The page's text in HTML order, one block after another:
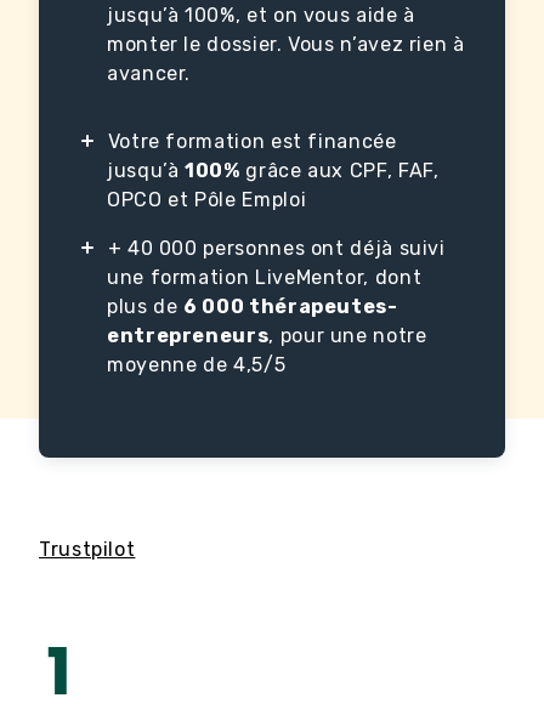
jusqu’à 100%, et on vous aide à
monter le dossier. Vous n’avez rien à
avancer.
Votre formation est financée
jusqu’à100% grâce aux CPF, FAF,
OPCO et Pôle Emploi
+ 40 000 personnes ont déjà suivi
une formation LiveMentor, dont
plus de 6 000 thérapeutes-
entrepreneurs, pour une notre
moyenne de 4,5/5
Trustpilot
1